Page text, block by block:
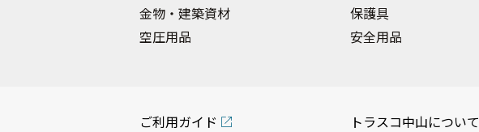
金物・建築資材
空圧用品
保護具
安全用品
ご利用ガイド トラスコ中山について